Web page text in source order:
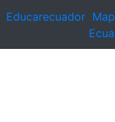
Educarecuador